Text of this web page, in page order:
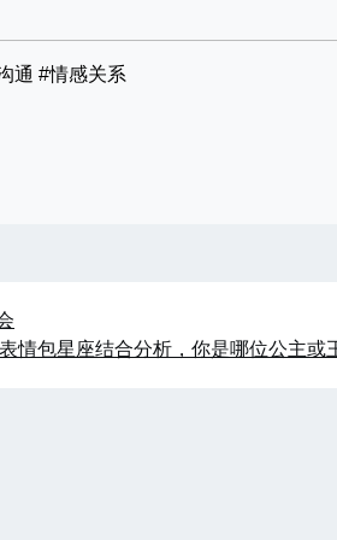
通 #情感关系
情包星座结合分析，你是哪位公主或